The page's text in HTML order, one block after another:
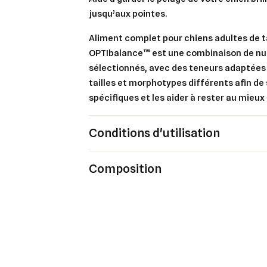
jusqu’aux pointes.
Aliment complet pour chiens adultes de
OPTIbalance™ est une combinaison de
sélectionnés, avec des teneurs adaptées
tailles et morphotypes différents afin de
spécifiques et les aider à rester au
Conditions d'utilisation
Composition